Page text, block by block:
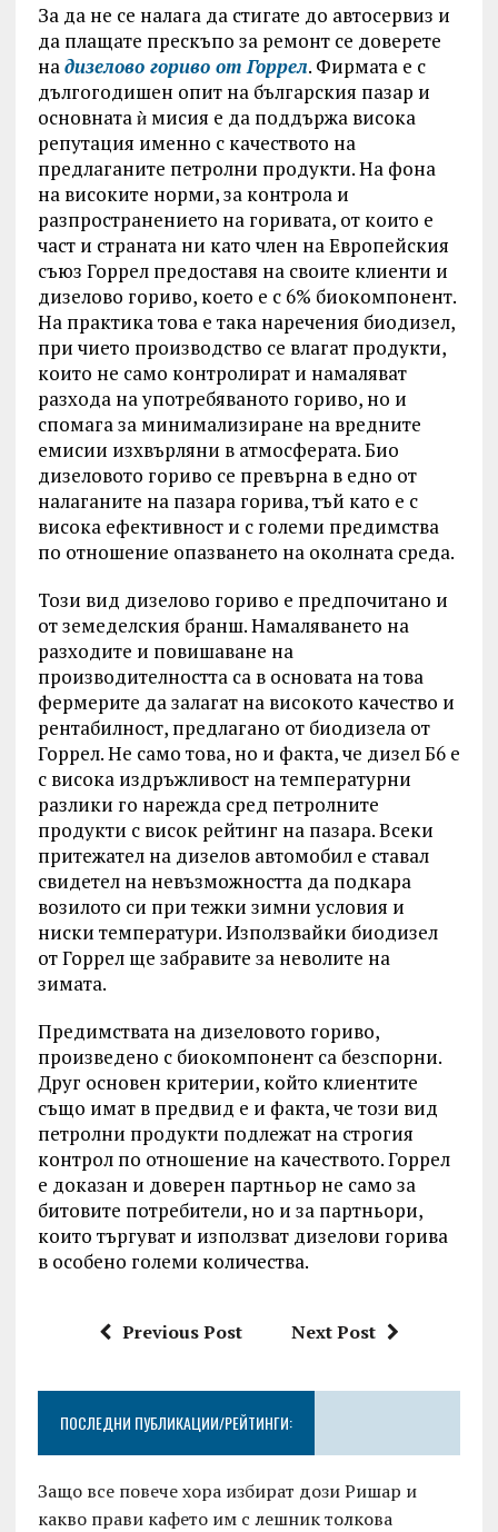
За да не се налага да стигате до автосервиз и
да плащате прескъпо за ремонт се доверете
на дизелово гориво от Горрел. Фирмата е с
дългогодишен опит на българския пазар и
основната ѝ мисия е да поддържа висока
репутация именно с качеството на
предлаганите петролни продукти. На фона
на високите норми, за контрола и
разпространението на горивата, от които е
част и страната ни като член на Европейския
съюз Горрел предоставя на своите клиенти и
дизелово гориво, което е с 6% биокомпонент.
На практика това е така наречения биодизел,
при чието производство се влагат продукти,
които не само контролират и намаляват
разхода на употребяваното гориво, но и
спомага за минимализиране на вредните
емисии изхвърляни в атмосферата. Био
дизеловото гориво се превърна в едно от
налаганите на пазара горива, тъй като е с
висока ефективност и с големи предимства
по отношение опазването на околната среда.
Този вид дизелово гориво е предпочитано и
от земеделския бранш. Намаляването на
разходите и повишаване на
производителността са в основата на това
фермерите да залагат на високото качество и
рентабилност, предлагано от биодизела от
Горрел. Не само това, но и факта, че дизел Б6 е
с висока издръжливост на температурни
разлики го нарежда сред петролните
продукти с висок рейтинг на пазара. Всеки
притежател на дизелов автомобил е ставал
свидетел на невъзможността да подкара
возилото си при тежки зимни условия и
ниски температури. Използвайки биодизел
от Горрел ще забравите за неволите на
зимата.
Предимствата на дизеловото гориво,
произведено с биокомпонент са безспорни.
Друг основен критерии, който клиентите
също имат в предвид е и факта, че този вид
петролни продукти подлежат на строгия
контрол по отношение на качеството. Горрел
е доказан и доверен партньор не само за
битовите потребители, но и за партньори,
които търгуват и използват дизелови горива
в особено големи количества.
Previous Post Next Post
ПОСЛЕДНИ ПУБЛИКАЦИИ/РЕЙТИНГИ:
Защо все повече хора избират дози Ришар и
какво прави кафето им с лешник толкова